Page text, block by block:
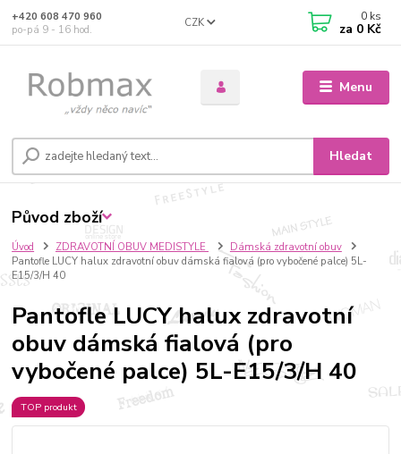
Menu
CZK
Hledat
+420 608 470 960
po-pá 9 - 16 hod.
0 ks
za 0 Kč
Úvod ZDRAVOTNÍ OBUV MEDISTYLE
Dámská zdravotní obuv
Pantofle LUCY halux zdravotní obuv dámská fialová (pro vybočené palce) 5L-
E15/3/H 40
Pantofle LUCY halux zdravotní
obuv dámská fialová (pro
vybočené palce) 5L-E15/3/H 40
TOP produkt
Původ zboží